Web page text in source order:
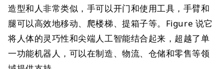
造型和人非常类似，手可以开门和使用工具，手臂和
腿可以高效地移动、爬楼梯、提箱子等。Figure 说它
将人体的灵巧性和尖端人工智能结合起来，超越了单
一功能机器人，可以在制造、物流、仓储和零售等领